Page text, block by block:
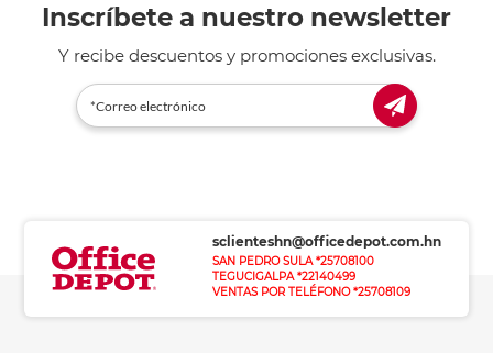
Inscríbete a nuestro newsletter
Y recibe descuentos y promociones exclusivas.
sclienteshn@officedepot.com.hn
SAN PEDRO SULA *25708100
TEGUCIGALPA *22140499
VENTAS POR TELÉFONO *25708109